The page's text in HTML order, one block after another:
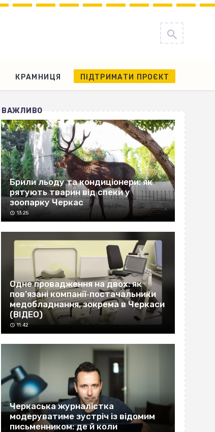
КРАМНИЦЯ ПІДТРИМАТИ ПРОЄКТ
ВАЖЛИВО
Брили льоду та кондиціонери: як
рятують тварин від спеки у
зоопарку Черкас
13:25
Одне провадження на двох: як
пов’язані компанії‐постачальники
медобладнання, зокрема в Черкаси
(ВІДЕО)
11:42
Черкаська журналістка
модеруватиме зустріч із відомим
письменником: де й коли